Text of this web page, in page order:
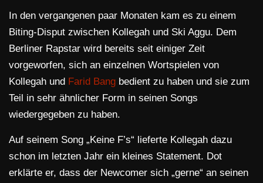
In den vergangenen paar Monaten kam es zu einem
Biting-Disput zwischen Kollegah und Ski Aggu. Dem
Berliner Rapstar wird bereits seit einiger Zeit
vorgeworfen, sich an einzelnen Wortspielen von
Kollegah und Farid Bang bedient zu haben und sie zum
Teil in sehr ähnlicher Form in seinen Songs
wiedergegeben zu haben.
Auf seinem Song „Keine F’s“ lieferte Kollegah dazu
schon im letzten Jahr ein kleines Statement. Dot
erklärte er, dass der Newcomer sich „gerne“ an seinen